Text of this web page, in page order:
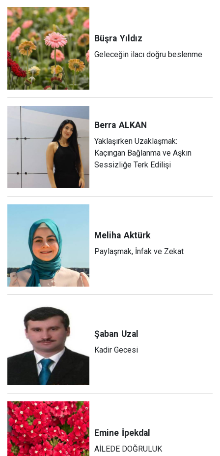
Büşra Yıldız
Geleceğin ilacı doğru beslenme
Berra ALKAN
Yaklaşırken Uzaklaşmak:
Kaçıngan Bağlanma ve Aşkın
Sessizliğe Terk Edilişi
Meliha Aktürk
Paylaşmak, İnfak ve Zekat
Şaban Uzal
Kadir Gecesi
Emine İpekdal
AİLEDE DOĞRULUK